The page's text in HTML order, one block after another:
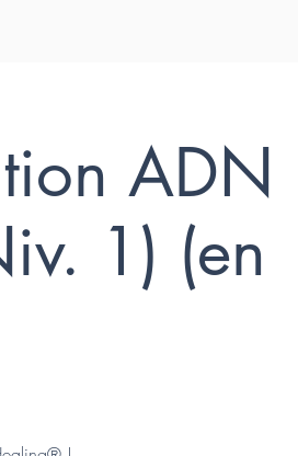
ADN
1) (en